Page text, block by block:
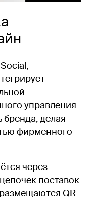
управления
бренда, делая
фирменного
через
поставок
QR-